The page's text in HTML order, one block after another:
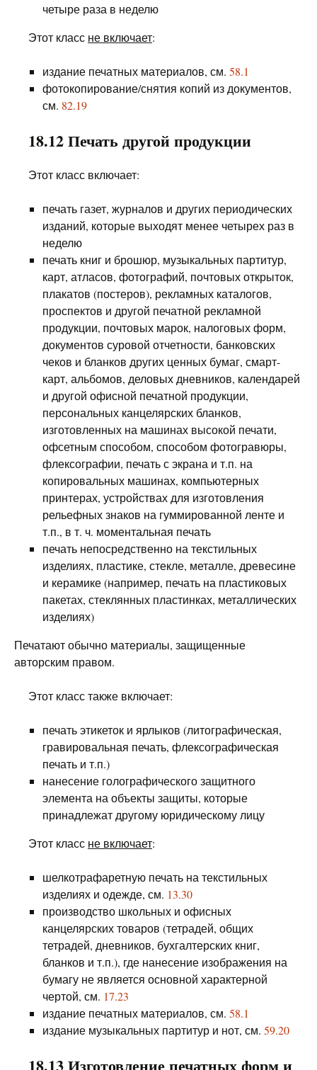
четыре раза в неделю
Этот класс не включает:
издание печатных материалов, см. 58.1
фотокопирование/снятия копий из документов,
см. 82.19
18.12 Печать другой продукции
Этот класс включает:
печать газет, журналов и других периодических
изданий, которые выходят менее четырех раз в
неделю
печать книг и брошюр, музыкальных партитур,
карт, атласов, фотографий, почтовых открыток,
плакатов (постеров), рекламных каталогов,
проспектов и другой печатной рекламной
продукции, почтовых марок, налоговых форм,
документов суровой отчетности, банковских
чеков и бланков других ценных бумаг, смарт-
карт, альбомов, деловых дневников, календарей
и другой офисной печатной продукции,
персональных канцелярских бланков,
изготовленных на машинах высокой печати,
офсетным способом, способом фотогравюры,
флексографии, печать с экрана и т.п. на
копировальных машинах, компьютерных
принтерах, устройствах для изготовления
рельефных знаков на гуммированной ленте и
т.п., в т. ч. моментальная печать
печать непосредственно на текстильных
изделиях, пластике, стекле, металле, древесине
и керамике (например, печать на пластиковых
пакетах, стеклянных пластинках, металлических
изделиях)
Печатают обычно материалы, защищенные
авторским правом.
Этот класс также включает:
печать этикеток и ярлыков (литографическая,
гравировальная печать, флексографическая
печать и т.п.)
нанесение голографического защитного
элемента на объекты защиты, которые
принадлежат другому юридическому лицу
Этот класс не включает:
шелкотрафаретную печать на текстильных
изделиях и одежде, см. 13.30
производство школьных и офисных
канцелярских товаров (тетрадей, общих
тетрадей, дневников, бухгалтерских книг,
бланков и т.п.), где нанесение изображения на
бумагу не является основной характерной
чертой, см. 17.23
издание печатных материалов, см. 58.1
издание музыкальных партитур и нот, см. 59.20